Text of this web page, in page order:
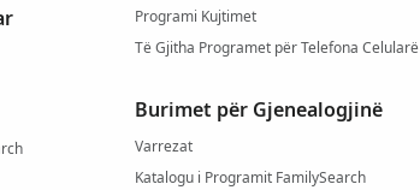
Programi Kujtimet
Të Gjitha Programet për Telefona Celularë
Burimet për Gjenealogjinë
Varrezat
Katalogu i Programit FamilySearch